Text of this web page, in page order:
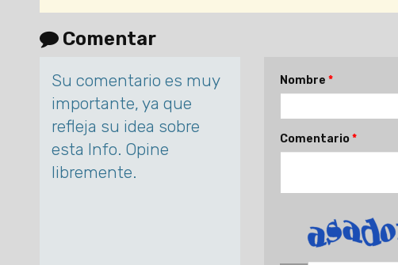
Comentar
Su comentario es muy
importante, ya que
refleja su idea sobre
esta Info. Opine
libremente.
Nombre
Comentario